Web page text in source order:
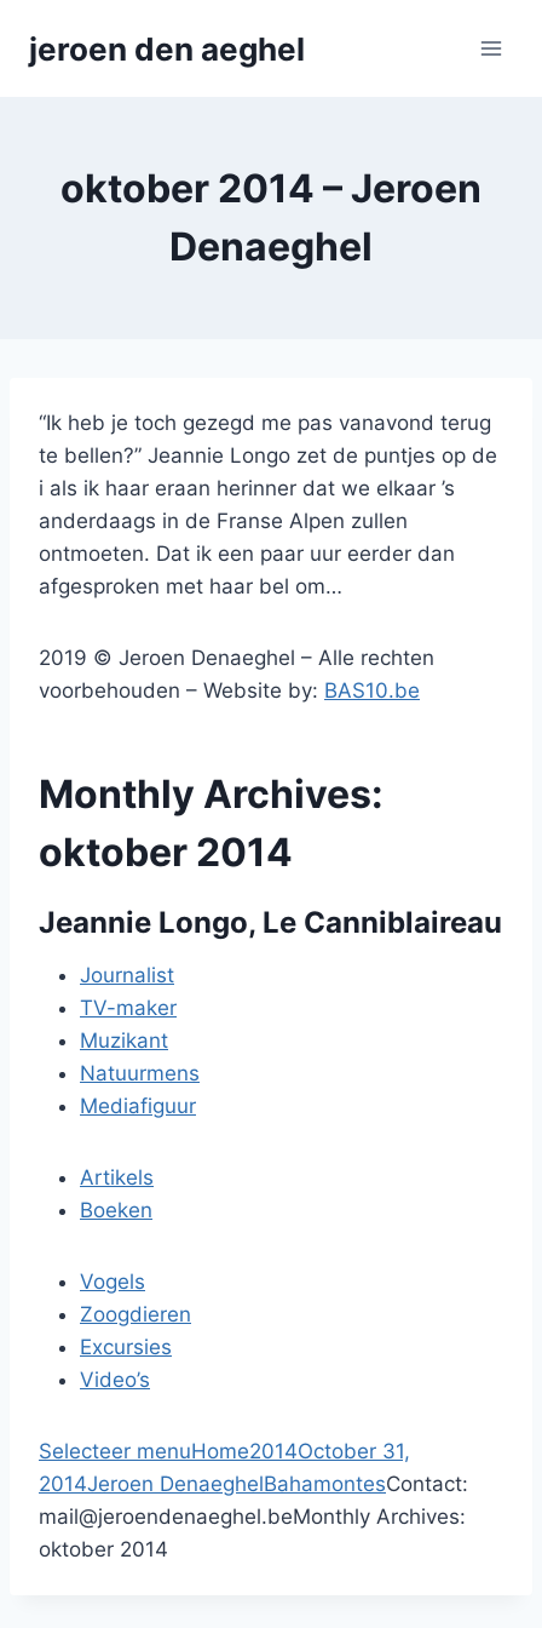
jeroen den aeghel
oktober 2014 – Jeroen
Denaeghel
“Ik heb je toch gezegd me pas vanavond terug
te bellen?” Jeannie Longo zet de puntjes op de
i als ik haar eraan herinner dat we elkaar ’s
anderdaags in de Franse Alpen zullen
ontmoeten. Dat ik een paar uur eerder dan
afgesproken met haar bel om…
2019 © Jeroen Denaeghel – Alle rechten
voorbehouden – Website by: BAS10.be
Monthly Archives:
oktober 2014
Jeannie Longo, Le Canniblaireau
Journalist
TV-maker
Muzikant
Natuurmens
Mediafiguur
Artikels
Boeken
Vogels
Zoogdieren
Excursies
Video’s
Selecteer menuHome2014October 31,
2014Jeroen DenaeghelBahamontesContact:
mail@jeroendenaeghel.beMonthly Archives:
oktober 2014